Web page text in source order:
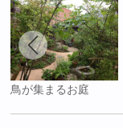
鳥が集まるお庭